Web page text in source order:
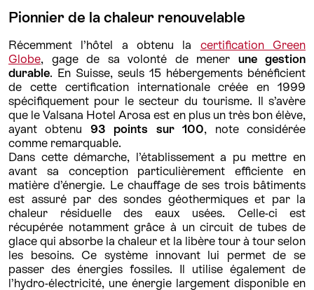
Pionnier de la chaleur renouvelable
Récemment l’hôtel a obtenu la certification Green
Globe, gage de sa volonté de mener une gestion
durable. En Suisse, seuls 15 hébergements bénéficient
de cette certification internationale créée en 1999
spécifiquement pour le secteur du tourisme. Il s’avère
que le Valsana Hotel Arosa est en plus un très bon élève,
ayant obtenu 93 points sur 100, note considérée
comme remarquable.
Dans cette démarche, l’établissement a pu mettre en
avant sa conception particulièrement efficiente en
matière d’énergie. Le chauffage de ses trois bâtiments
est assuré par des sondes géothermiques et par la
chaleur résiduelle des eaux usées. Celle-ci est
récupérée notamment grâce à un circuit de tubes de
glace qui absorbe la chaleur et la libère tour à tour selon
les besoins. Ce système innovant lui permet de se
passer des énergies fossiles. Il utilise également de
l’hydro-électricité, une énergie largement disponible en